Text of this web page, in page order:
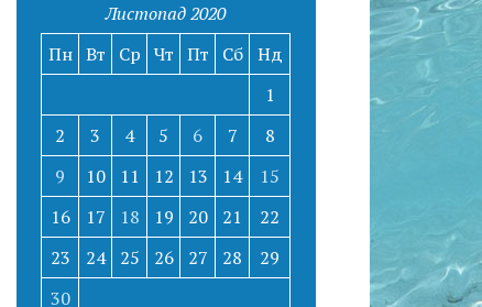
Листопад 2020
Пн Вт Ср Чт Пт Сб Нд
1
2
3 4 5 6 7
8
9
10 11 12 13 14
15
16
17 18 19 20 21
22
23
24 25 26 27 28
29
30